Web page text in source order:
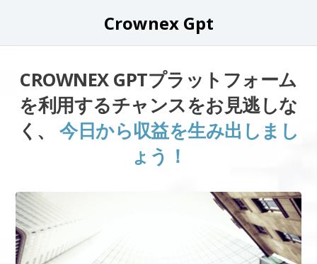
Crownex Gpt
CROWNEX GPTプラットフォーム
を利用するチャンスをお見逃しな
く、今日から収益を生み出しまし
ょう！